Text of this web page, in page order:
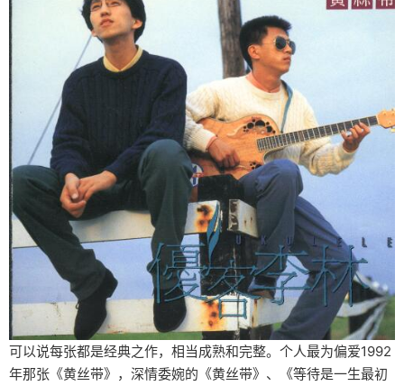
可以说每张都是经典之作，相当成熟和完整。个人最为偏爱1992
年那张《黄丝带》，深情委婉的《黄丝带》、《等待是一生最初